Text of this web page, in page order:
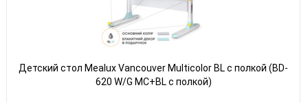
Детский стол Mealux Vancouver Multicolor BL с полкой (BD-
620 W/G MC+BL с полкой)